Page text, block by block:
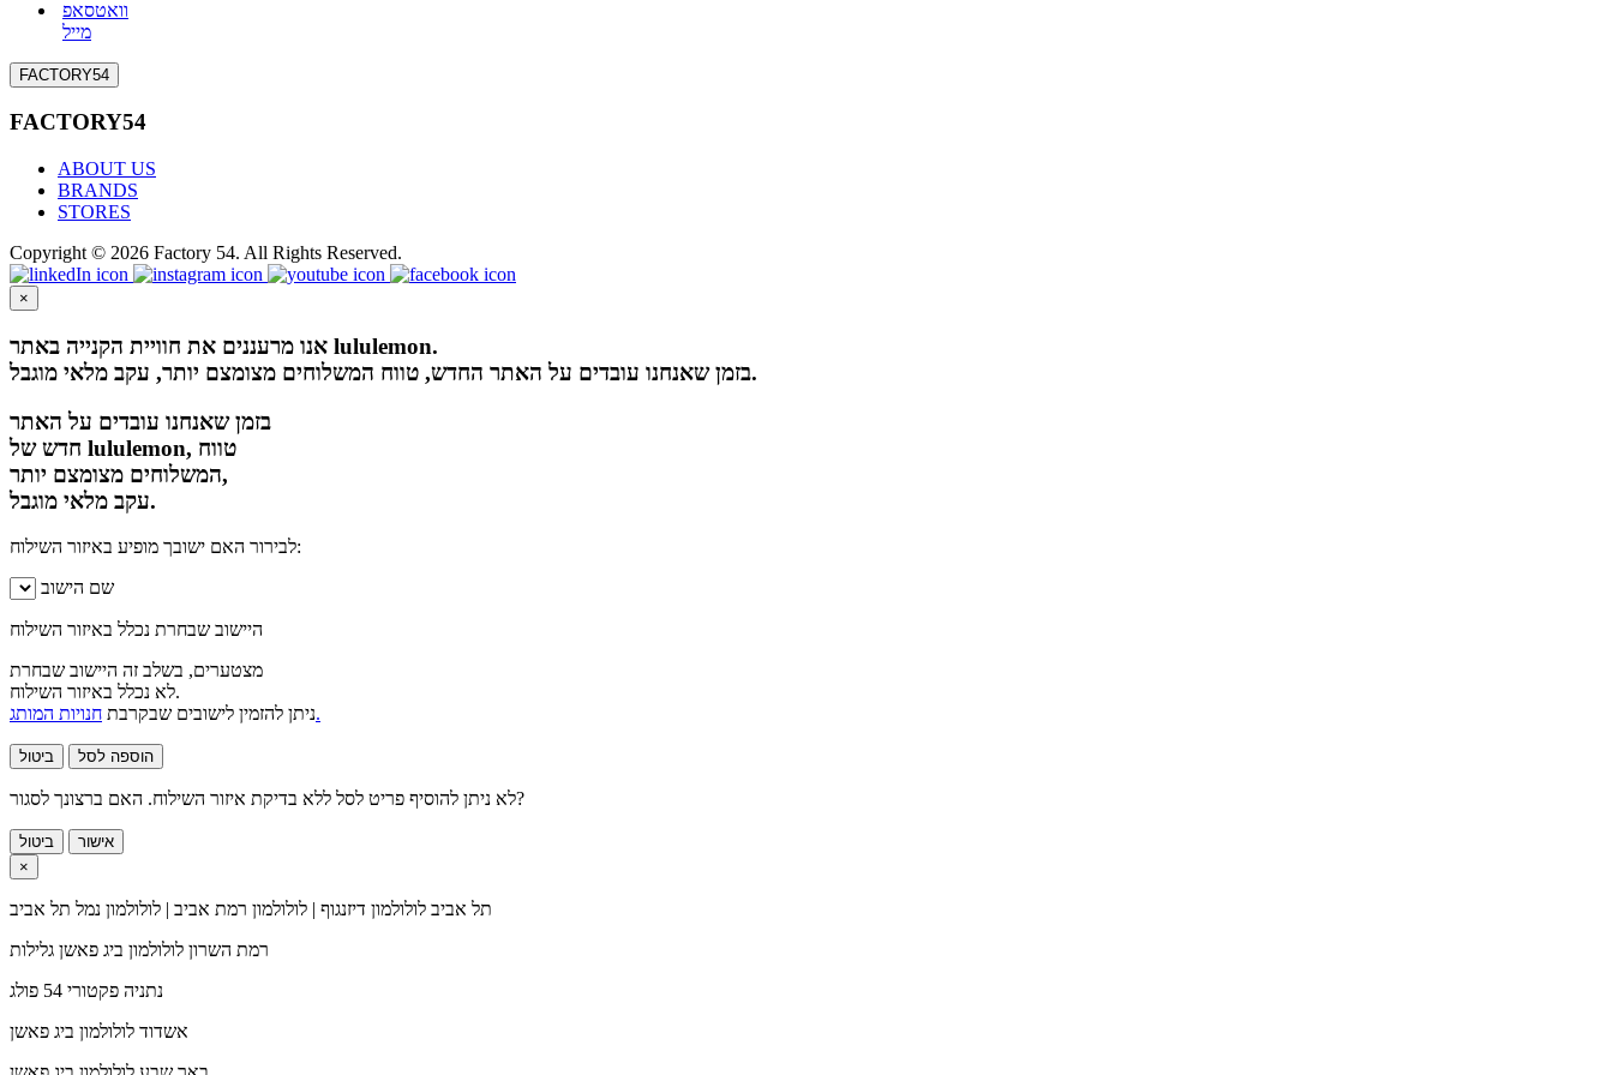
וואטסאפ
מייל
FACTORY54
FACTORY54
ABOUT US
BRANDS
STORES
Copyright © 2026 Factory 54. All Rights Reserved.
×
אנו מרעננים את חוויית הקנייה באתר lululemon.
בזמן שאנחנו עובדים על האתר החדש, טווח המשלוחים מצומצם יותר, עקב מלאי מוגבל.
בזמן שאנחנו עובדים על האתר
חדש של lululemon, טווח
המשלוחים מצומצם יותר,
עקב מלאי מוגבל.
לבירור האם ישובך מופיע באיזור השילוח:
שם הישוב
היישוב שבחרת נכלל באיזור השילוח
מצטערים, בשלב זה היישוב שבחרת
לא נכלל באיזור השילוח.
ניתן להזמין לישובים שבקרבתחנויות המותג.
ביטול הוספה לסל
לא ניתן להוסיף פריט לסל ללא בדיקת איזור השילוח. האם ברצונך לסגור?
ביטול
אישור
×
תל אביב לולולמון דיזנגוף | לולולמון רמת אביב | לולולמון נמל תל אביב
רמת השרון לולולמון ביג פאשן גלילות
נתניה פקטורי 54 פולג
אשדוד לולולמון ביג פאשן